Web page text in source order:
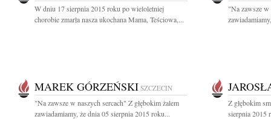
W dniu 17 sierpnia 2015 roku po wieloletniej
chorobie zmarła nasza ukochana Mama, Teściowa,...
"Na zawsze w
MAREK GÓRZEŃSKI SZCZECIN
"Na zawsze w naszych sercach" Z głębokim żalem
zawiadamiamy, że dnia 05 sierpnia 2015 roku...
Z głębokim
sierpnia 2015